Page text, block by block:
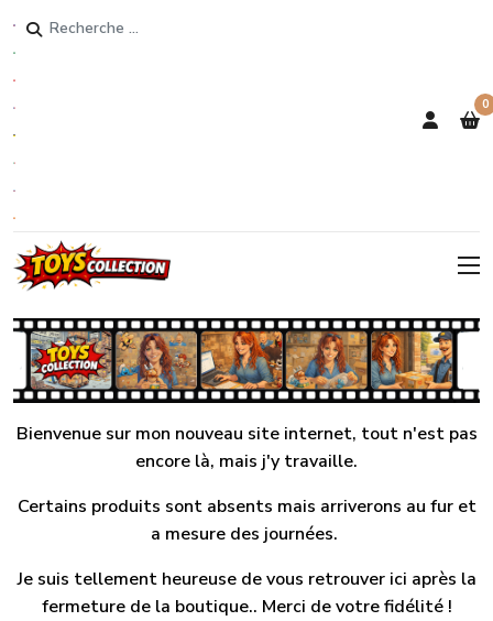
Rechercher
0
Bienvenue sur mon nouveau site internet, tout n'est pas
encore là, mais j'y travaille.
Certains produits sont absents mais arriverons au fur et
a mesure des journées.
Je suis tellement heureuse de vous retrouver ici après la
fermeture de la boutique.. Merci de votre fidélité !